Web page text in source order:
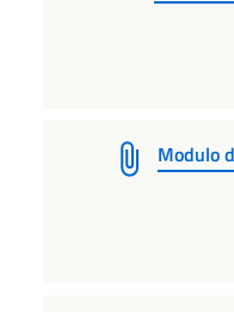
Modulo